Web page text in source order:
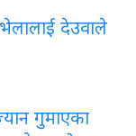
देउवाले
गुमाएका